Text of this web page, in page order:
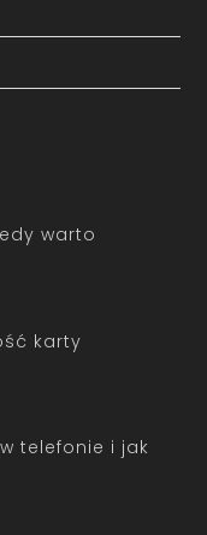
warto
karty
telefonie i jak